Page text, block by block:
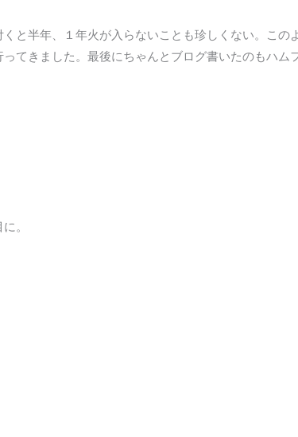
と半年、１年火が入らないことも珍しくない。こ
きました。最後にちゃんとブログ書いたのもハム
。